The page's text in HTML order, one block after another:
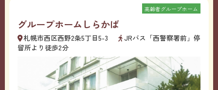
グループホームしらかば
高齢者グループホーム
札幌市西区西野2条5丁目5-3
JRバス「西警察署前」停
留所より徒歩2分